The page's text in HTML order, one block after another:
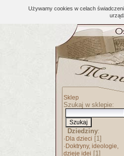
Używamy cookies w celach
Sklep
Szukaj w sklepie:
Dziedziny:
· Dla dzieci [1]
· Doktryny, ideologie,
dzieje idei [1]